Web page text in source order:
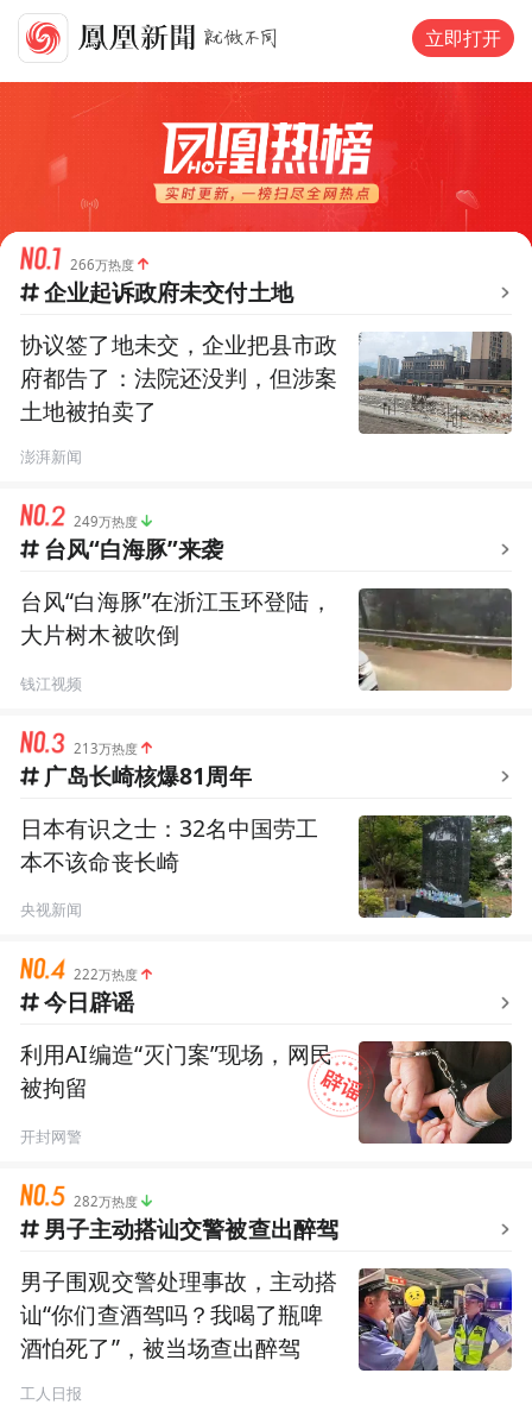
立即打开
266万热度
企业起诉政府未交付土地
协议签了地未交，企业把县市政
府都告了：法院还没判，但涉案
土地被拍卖了
澎湃新闻
249万热度
台风“白海豚”来袭
台风“白海豚”在浙江玉环登陆，
大片树木被吹倒
钱江视频
213万热度
广岛长崎核爆81周年
日本有识之士：32名中国劳工
本不该命丧长崎
央视新闻
222万热度
今日辟谣
利用AI编造“灭门案”现场，网民
被拘留
开封网警
282万热度
男子主动搭讪交警被查出醉驾
男子围观交警处理事故，主动搭
讪“你们查酒驾吗？我喝了瓶啤
酒怕死了”，被当场查出醉驾
工人日报